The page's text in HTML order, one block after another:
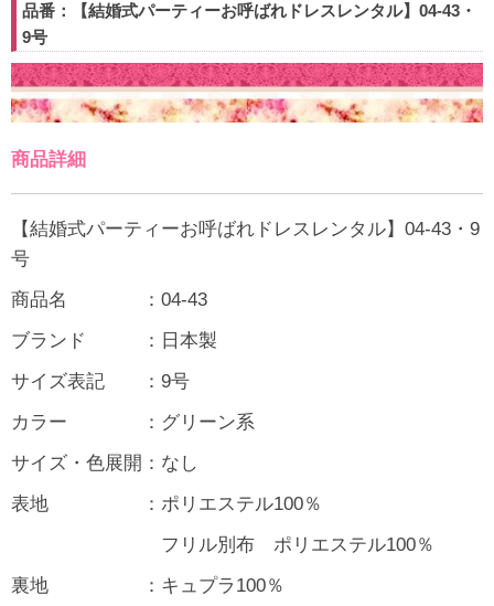
品番：【結婚式パーティーお呼ばれドレスレンタル】04-43・
9号
商品詳細
【結婚式パーティーお呼ばれドレスレンタル】04-43・9
号
商品名 ：04-43
ブランド ：日本製
サイズ表記 ：9号
カラー ：グリーン系
サイズ・色展開：なし
表地 ：ポリエステル100％
フリル別布 ポリエステル100％
裏地 ：キュプラ100％